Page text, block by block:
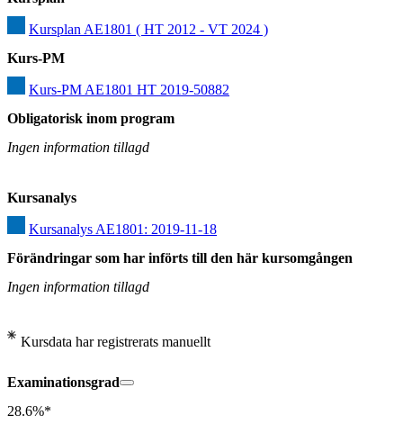
Kursplan AE1801 ( HT 2012 - VT 2024 )
Kurs-PM
Kurs-PM AE1801 HT 2019-50882
Obligatorisk inom program
Ingen information tillagd
Kursanalys
Kursanalys AE1801: 2019-11-18
Förändringar som har införts till den här kursomgången
Ingen information tillagd
Kursdata har registrerats manuellt
Examinationsgrad
28.6%*